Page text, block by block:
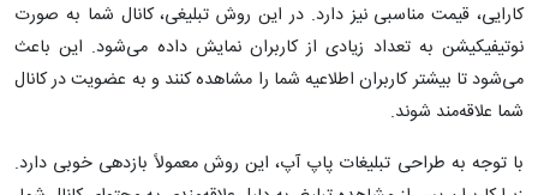
کارایی، قیمت مناسبی نیز دارد. در این روش تبلیغی، کانال شما به صورت
نوتیفیکیشن به تعداد زیادی از کاربران نمایش داده می‌شود. این باعث
می‌شود تا بیشتر کاربران اطلاعیه شما را مشاهده کنند و به عضویت در کانال
شما علاقه‌مند شوند.
با توجه به طراحی تبلیغات پاپ آپ، این روش معمولاً بازدهی خوبی دارد.